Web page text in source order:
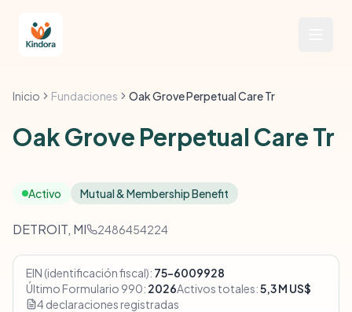
Inicio Fundaciones Oak Grove Perpetual Care Tr
Oak Grove Perpetual Care Tr
Activo Mutual & Membership Benefit
DETROIT, MI 2486454224
EIN (identificación fiscal): 75-6009928
Último Formulario 990: 2026Activos totales:5,3 M US$
4 declaraciones registradas